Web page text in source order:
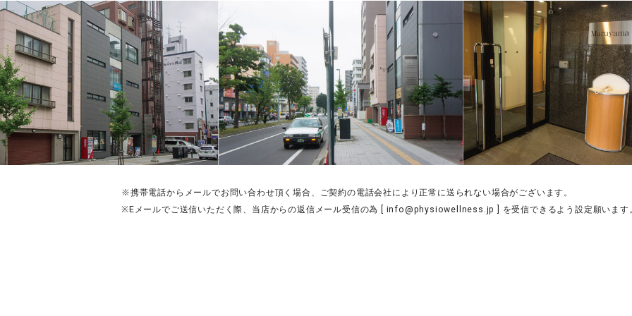
※携帯電話からメールでお問い合わせ頂く場合、ご契約の電話会社により正常に送られない場合がございます。
※Eメールでご送信いただく際、当店からの返信メール受信の為 [ info@physiowellness.jp ] を受信できるよう設定願います